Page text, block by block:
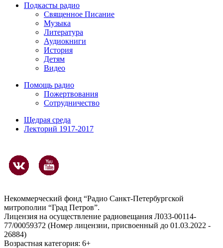
Подкасты радио
Священное Писание
Музыка
Литература
Аудиокниги
История
Детям
Видео
Помощь радио
Пожертвования
Сотрудничество
Щедрая среда
Лекторий 1917-2017
Некоммерческий фонд “Радио Санкт-Петербургской
митрополии “Град Петров”.
Лицензия на осуществление радиовещания Л033-00114-
77/00059372 (Номер лицензии, присвоенный до 01.03.2022 -
26884)
Возрастная категория: 6+